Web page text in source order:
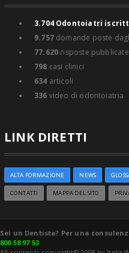
3.704Odontoiatri
9.757domande poste
77.620 risposte pubblicate
798 casi clinici
634 articoli
336 video di odontoiatria
LINK DIRETTI
ALTA FORMAZIONE NEWS
CONTATTI MAPPA DEL SITO
Sei un Dentista? Per una
800 58 97 53